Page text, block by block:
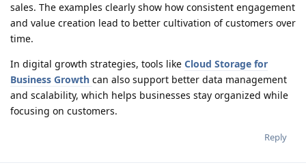
sales. The examples clearly show how consistent engagement
and value creation lead to better cultivation of customers over
time.
In digital growth strategies, tools like Cloud Storage for
Business Growth can also support better data management
and scalability, which helps businesses stay organized while
focusing on customers.
Reply